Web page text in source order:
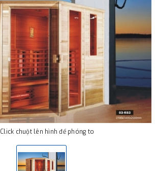
Click chuột lên hình để phóng to